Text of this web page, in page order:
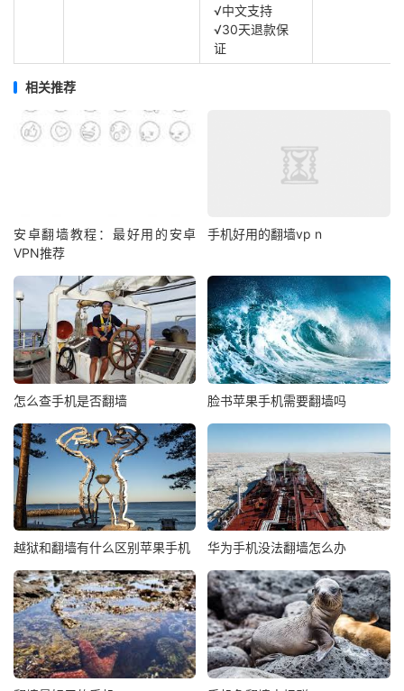
√中文支持
√30天退款保
证
相关推荐
安卓翻墙教程：最好用的安卓
VPN推荐
手机好用的翻墙vp n
怎么查手机是否翻墙 脸书苹果手机需要翻墙吗
越狱和翻墙有什么区别苹果手机 华为手机没法翻墙怎么办